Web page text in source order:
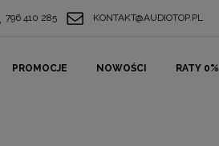
796 410 285 KONTAKT@AUDIOTOP.PL
PROMOCJE NOWOŚCI RATY 0%